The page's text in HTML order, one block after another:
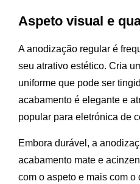
Aspeto visual e
A anodização regular é
seu atrativo estético. Cria
uniforme que pode ser
acabamento é elegante e
popular para eletrónica de
Embora durável, a
acabamento mate e
com o aspeto e mais com